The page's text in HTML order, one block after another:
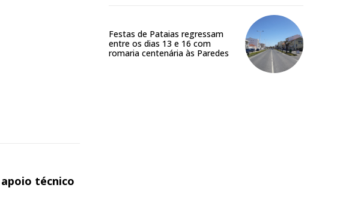
técnico
Festas de Pataias regressam
entre os dias 13 e 16 com
romaria centenária às Paredes